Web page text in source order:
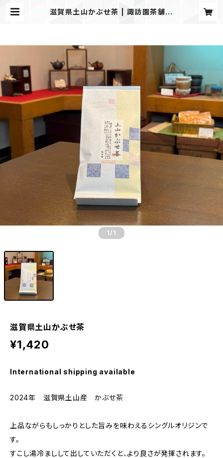
滋賀県土山かぶせ茶 | 諏訪園茶舗 B
1 /1
滋賀県土山かぶせ茶
¥1,420
International shipping available
2024年 滋賀県土山産 かぶせ茶
上品ながらもしっかりとした旨みを味わえるシングルオリジンで
す。
すこし湯冷ましして出していただくと、より良さが発揮されます。